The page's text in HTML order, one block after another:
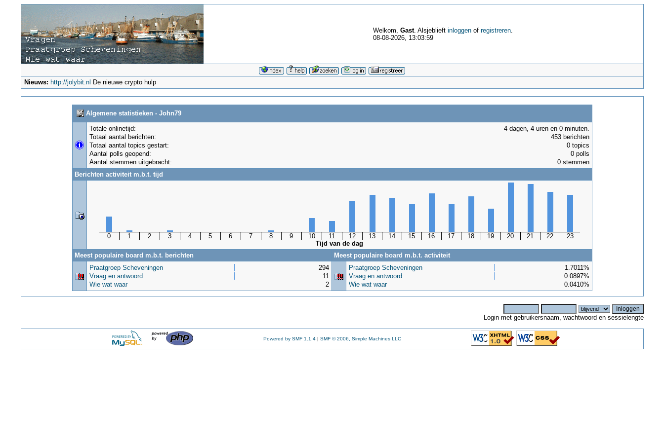
Welkom, Gast. Alsjeblieft inloggenof registreren.
08-08-2026, 13:03:59
Nieuws: http://jolybit.nl De nieuwe crypto hulp
Algemene statistieken - John79
Totale onlinetijd:
4 dagen, 4 uren en 0 minuten.
Totaal aantal berichten:
453 berichten
Totaal aantal topics gestart:
0 topics
Aantal polls geopend:
0 polls
Aantal stemmen uitgebracht:
0 stemmen
Berichten activiteit m.b.t. tijd
0 1 2 3 4 5 6 7 8 9 10 11 12 13 14 15 16 17 18 19 20 21 22
23
Tijd van de dag
Meest populaire board m.b.t. berichten
Meest populaire board m.b.t. activiteit
Praatgroep Scheveningen
294
Vraag en antwoord
11
Wie wat waar
2
Praatgroep Scheveningen
1.7011%
Vraag en antwoord
0.0897%
Wie wat waar
0.0410%
Login met gebruikersnaam, wachtwoord en sessielengte
Powered by SMF 1.1.4 | SMF © 2006, Simple Machines LLC